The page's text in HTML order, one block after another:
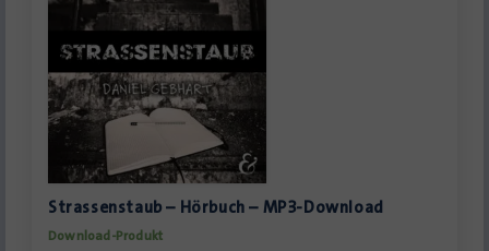
Strassenstaub – Hörbuch – MP3-Download
Download-Produkt